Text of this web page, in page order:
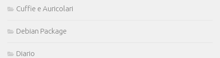
Cuffie e Auricolari
Debian Package
Diario